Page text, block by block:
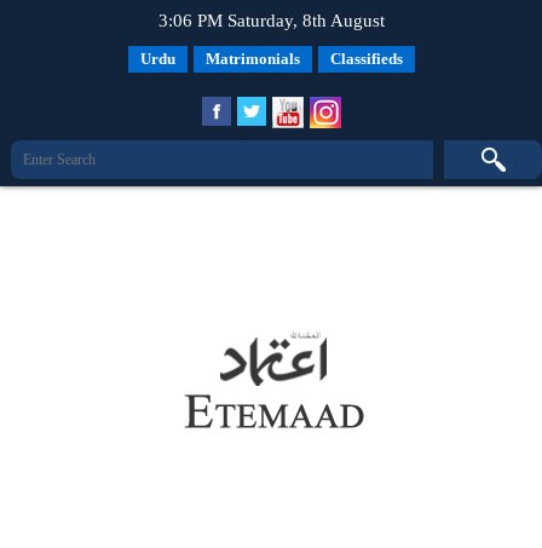
3:06 PM Saturday, 8th August
Urdu Matrimonials Classifieds